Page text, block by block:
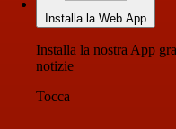
Installa la Web App
Installa la nostra App
notizie
Tocca